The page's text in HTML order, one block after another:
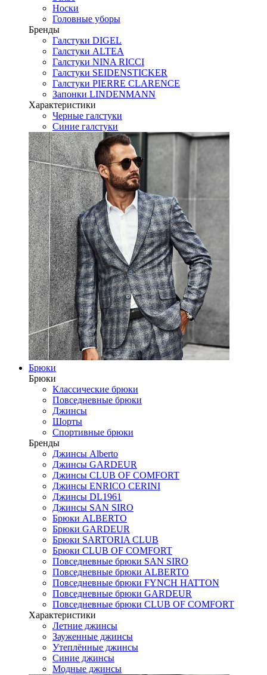
Носки
Головные уборы
Бренды
Галстуки DIGEL
Галстуки ALTEA
Галстуки NINA RICCI
Галстуки SEIDENSTICKER
Галстуки PIERRE CLARENCE
Запонки LINDENMANN
Характеристики
Черные галстуки
Синие галстуки
Брюки
Брюки
Классические брюки
Повседневные брюки
Джинсы
Шорты
Спортивные брюки
Бренды
Джинсы Alberto
Джинсы GARDEUR
Джинсы CLUB OF COMFORT
Джинсы ENRICO CERINI
Джинсы DL1961
Джинсы SAN SIRO
Брюки ALBERTO
Брюки GARDEUR
Брюки SARTORIA CLUB
Брюки CLUB OF COMFORT
Повседневные брюки SAN SIRO
Повседневные брюки ALBERTO
Повседневные брюки FYNCH HATTON
Повседневные брюки GARDEUR
Повседневные брюки CLUB OF COMFORT
Характеристики
Летние джинсы
Зауженные джинсы
Утеплённые джинсы
Синие джинсы
Модные джинсы